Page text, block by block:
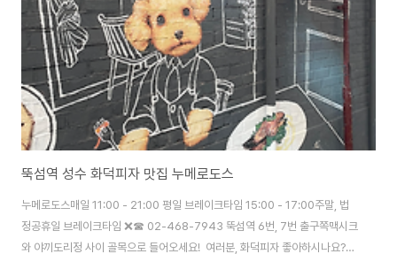
뚝섬역 성수 화덕피자 맛집 누메로도스
누메로도스매일 11:00 - 21:00 평일 브레이크타임 15:00 - 17:00주말, 법
정공휴일 브레이크타임 ❌☎ 02-468-7943 뚝섬역 6번, 7번 출구쪽맥시크
와 야끼도리정 사이 골목으로 들어오세요! 여러분, 화덕피자 좋아하시나요?저